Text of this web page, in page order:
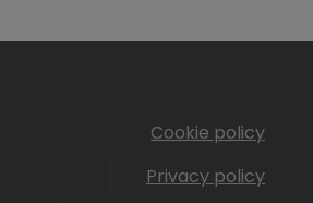
Cookie policy
Privacy policy